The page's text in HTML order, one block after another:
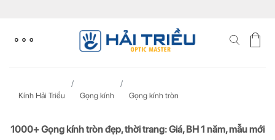
content
Kính Hải Triều Gọng kính Gọng kính tròn
1000+ Gọng kính tròn đẹp, thời trang: Giá, BH 1 năm, mẫu mới